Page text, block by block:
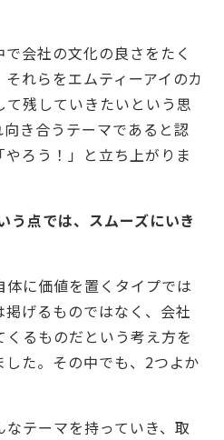
会社の文化の良さをたく
れらをエムティーアイのカ
残していきたいという思
き合うテーマであると認
ろう！」と立ち上がりま
点では、スムーズにいき
に価値を置くタイプでは
げるものではなく、会社
るものだという考え方を
た。その中でも、2つよか
テーマを持っていき、取